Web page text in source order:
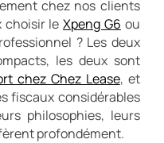
chez nos clients
choisir leXpeng G6 ou
? Les deux
les deux sont
chez Chez Lease, et
fiscaux considérables
philosophies, leurs
profondément.